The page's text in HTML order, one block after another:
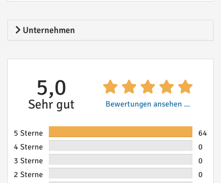
Unternehmen
5,0
Sehr gut Bewertungen ansehen ...
5 Sterne
64
4 Sterne
0
3 Sterne
0
2 Sterne
0